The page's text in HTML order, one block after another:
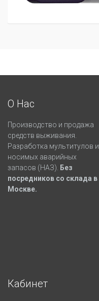
О Нас
Производство и продажа
средств выживания.
Разработка мультитулов и
носимых аварийных
запасов (НАЗ).
Без
посредников со склада в
Москве.
Кабинет